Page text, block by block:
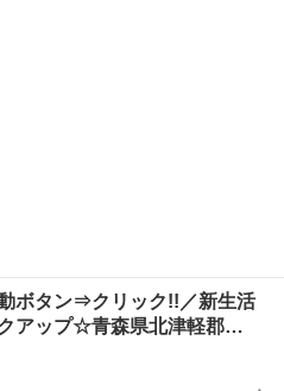
ボタン⇒クリック!!／新生活
アップ☆青森県北津軽郡…